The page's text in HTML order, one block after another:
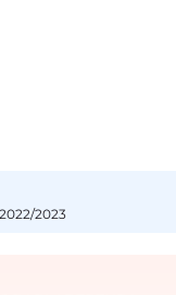
2023